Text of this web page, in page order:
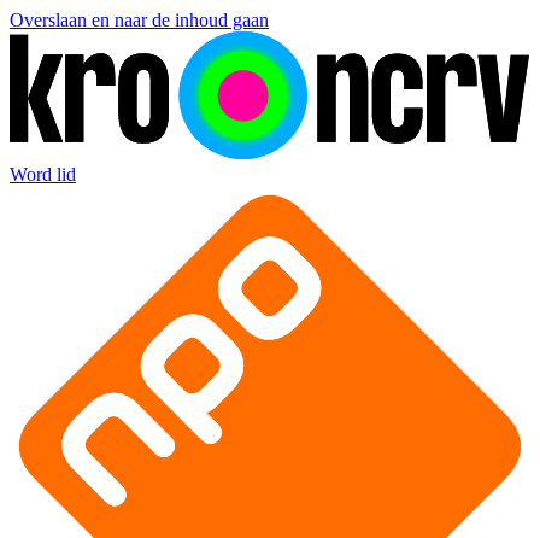
Overslaan en naar de inhoud gaan
Word lid